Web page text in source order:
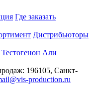
Где заказать
Дистрибьюторы
Тестогенон Али
196105, Санкт-
production.ru